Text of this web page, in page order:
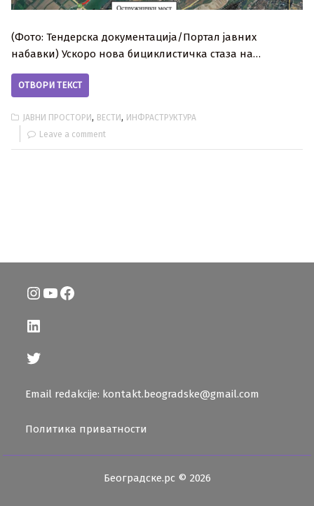
(Фото: Тендерска документација/Портал јавних
набавки) Ускоро нова бициклистичка стаза на…
ОТВОРИ ТЕКСТ
ЈАВНИ ПРОСТОРИ, ВЕСТИ, ИНФРАСТРУКТУРА
Leave a comment
Instagram
YouTube
Facebook
LinkedIn
Twitter
Email redakcije: kontakt.beogradske@gmail.com
Политика приватности
Београдске.рс © 2026